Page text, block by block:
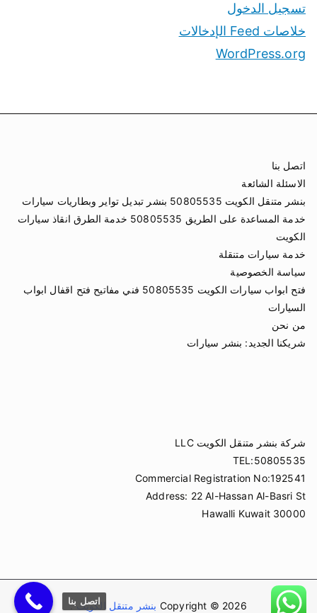
تسجيل الدخول
خلاصات Feed الإدخالات
WordPress.org
اتصل بنا
الاسئلة الشائعة
بنشر متنقل الكويت 50805535 بنشر تبديل تواير وبطاريات سيارات
خدمة المساعدة على الطريق 50805535 خدمة الطرق انقاذ سيارات
الكويت
خدمة سيارات متنقلة
سياسة الخصوصية
فتح ابواب سيارات الكويت 50805535 فني مفاتيح فتح اقفال ابواب
السيارات
من نحن
شريكنا الجديد: بنشر سيارات
شركة بنشر متنقل الكويت LLC
TEL:50805535
Commercial Registration No:192541
Address: 22 Al-Hassan Al-Basri St
Hawalli Kuwait 30000
Copyright © 2026 بنشر متنقل الكويت.
اتصل بنا